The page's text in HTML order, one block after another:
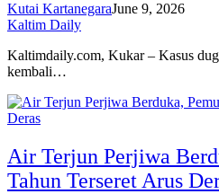
Kutai KartanegaraJune 9, 2026
Kaltim Daily
Kaltimdaily.com, Kukar – Kasus
kembali…
Air Terjun Perjiwa
Tahun Terseret Arus